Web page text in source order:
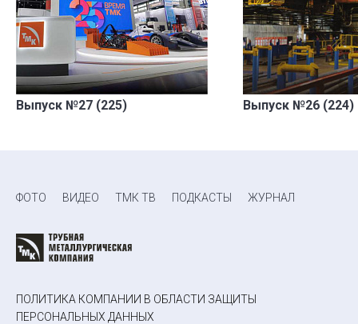
Выпуск №27 (225) Выпуск №26 (224)
ФОТО ВИДЕО ТМК ТВ ПОДКАСТЫ ЖУРНАЛ
ПОЛИТИКА КОМПАНИИ В ОБЛАСТИ ЗАЩИТЫ
ПЕРСОНАЛЬНЫХ ДАННЫХ